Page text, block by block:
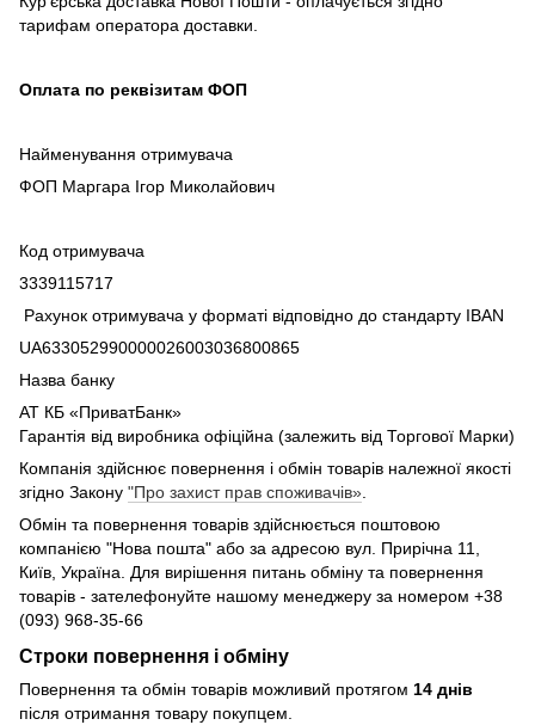
тарифам оператора доставки.
Оплата по реквізитам ФОП
Найменування отримувача
ФОП Маргара Ігор Миколайович
Код отримувача
3339115717
Рахунок отримувача у форматі відповідно до стандарту IBAN
UA633052990000026003036800865
Назва банку
АТ КБ «ПриватБанк»
Гарантія від виробника офіційна (залежить від Торгової Марки)
Компанія здійснює повернення і обмін товарів належної якості
згідно Закону "Про захист прав споживачів»
Обмін та повернення товарів здійснюється поштовою
компанією "Нова пошта" або за адресою вул. Прирічна 11,
Київ, Україна. Для вирішення питань обміну та повернення
товарів - зателефонуйте нашому менеджеру за номером +38
(093) 968-35-66
Строки повернення і обміну
Повернення та обмін товарів можливий протягом 14 днів
після отримання товару покупцем.